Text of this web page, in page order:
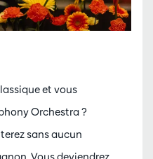
et vous
Orchestra ?
sans aucun